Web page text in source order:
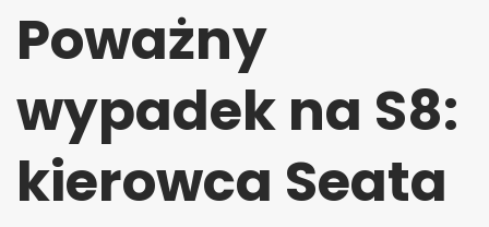
Poważny
wypadek na S8:
kierowca Seata